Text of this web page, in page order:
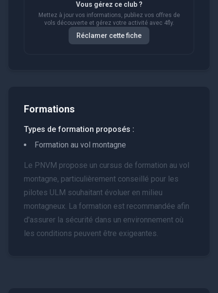
Vous gérez ce club ?
Mettez à jour vos informations, publiez vos offres de
vols découverte et gérez votre activité avec 4fly.
Réclamer cette fiche
Formations
Types de formation proposés :
Formation au vol montagne
Le PNVM propose un cursus de formation au vol
montagne, particulièrement conseillé pour les
pilotes ULM souhaitant évoluer en milieu
montagneux. La formation est recommandée afin
d'assurer la sécurité dans un environnement où
les conditions peuvent être exigeantes.